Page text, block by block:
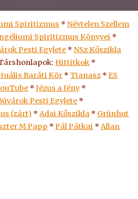
Spiritizmus * Névtelen Szellem
Spiritizmus Könyvei *
Pesti Egylete * NSz Kőszikla
Hittitkok *
Baráti Kör * Tianasz *ES
*Jézus a fény *
Pesti Egylete *
(zárt) *Adai Kőszikla * Grünhut
M Papp *Pál Pátkai *Allan